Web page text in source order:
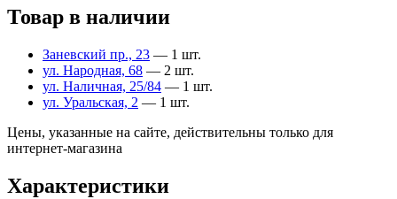
Товар в наличии
Заневский пр., 23 — 1 шт.
ул. Народная, 68 — 2 шт.
ул. Наличная, 25/84 — 1 шт.
ул. Уральская, 2 — 1 шт.
Цены, указанные на сайте, действительны только для
интернет-магазина
Характеристики